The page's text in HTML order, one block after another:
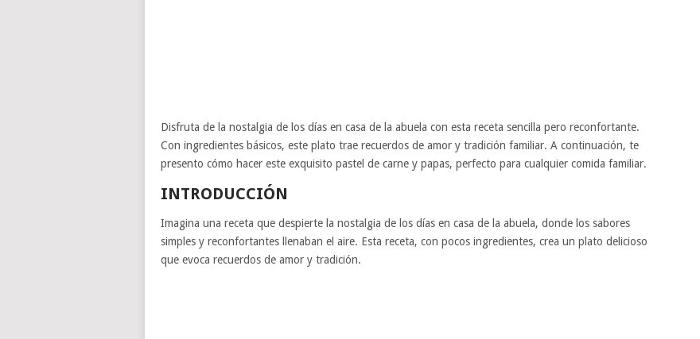
Disfruta de la nostalgia de los días en casa de la abuela con esta receta sencilla pero reconfortante.
Con ingredientes básicos, este plato trae recuerdos de amor y tradición familiar. A continuación, te
presento cómo hacer este exquisito pastel de carne y papas, perfecto para cualquier comida familiar.
INTRODUCCIÓN
Imagina una receta que despierte la nostalgia de los días en casa de la abuela, donde los sabores
simples y reconfortantes llenaban el aire. Esta receta, con pocos ingredientes, crea un plato delicioso
que evoca recuerdos de amor y tradición.